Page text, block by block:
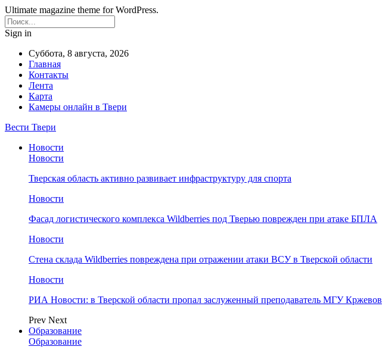
Ultimate magazine theme for WordPress.
Sign in
Суббота, 8 августа, 2026
Главная
Контакты
Лента
Карта
Камеры онлайн в Твери
Вести Твери
Новости
Новости
Тверская область активно развивает инфраструктуру для спорта
Новости
Фасад логистического комплекса Wildberries под Тверью поврежден при атаке БПЛА
Новости
Стена склада Wildberries повреждена при отражении атаки ВСУ в Тверской области
Новости
РИА Новости: в Тверской области пропал заслуженный преподаватель МГУ Кржевов
Prev Next
Образование
Образование